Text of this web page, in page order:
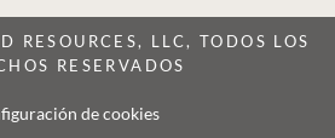
RESOURCES, LLC, TODOS LOS
RESERVADOS
de cookies